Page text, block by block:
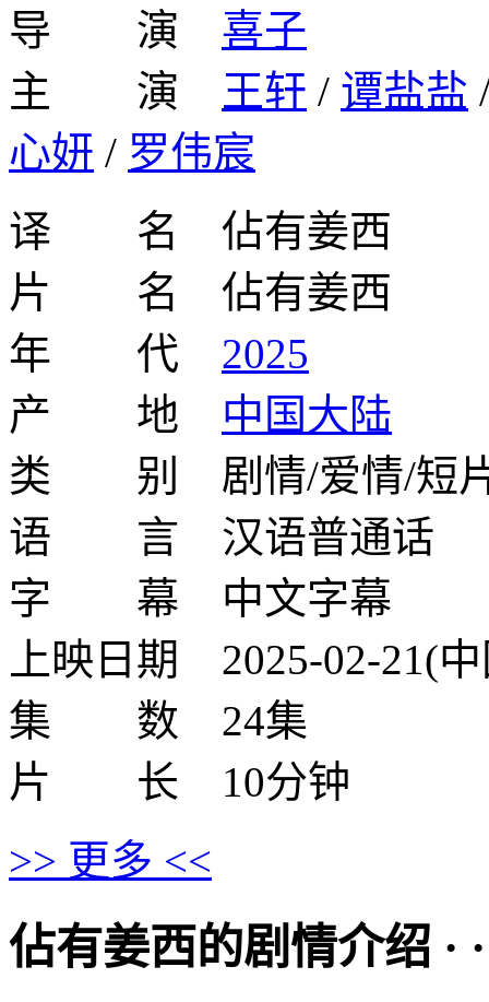
导 演 喜子
主 演 王轩 / 谭盐盐
心妍 / 罗伟宸
译 名 佔有姜西
片 名 佔有姜西
年 代 2025
产 地 中国大陆
类 别 剧情/爱情/短
语 言 汉语普通话
字 幕 中文字幕
上映日期 2025-02-21(
集 数 24集
片 长 10分钟
>> 更多 <<
佔有姜西的剧情介绍 · ·